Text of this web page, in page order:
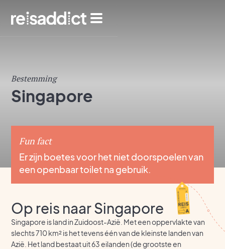
Bestemming
Singapore
Fun fact
Er zijn boetes voor het niet doorspoelen van
een openbaar toilet na gebruik.
Op reis naar Singapore
Singapore is land in Zuidoost-Azië. Met een oppervlakte van
slechts 710 km² is het tevens één van de kleinste landen van
Azië. Het land bestaat uit 63 eilanden (de grootste en